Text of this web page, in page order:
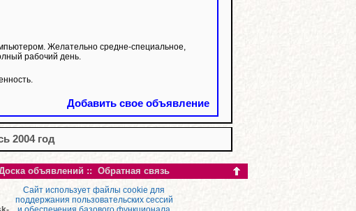
Желательно средне-специальное,
рабочий день.
Добавить свое объявление
2004 год
объявлений :: Обратная связь
Сайт использует файлы cookie для
поддержания пользовательских сессий